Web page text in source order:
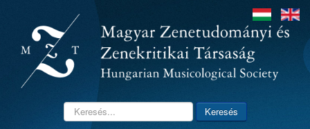
Keresés... Keresés